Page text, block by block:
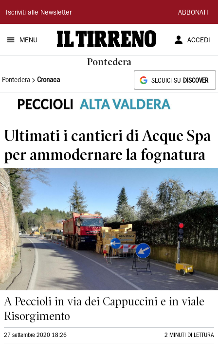
Il
Tirreno
Iscriviti alle Newsletter ABBONATI
MENU ACCEDI
Pontedera
Pontedera Cronaca SEGUICI SU DISCOVER
Ultimati i cantieri di Acque Spa
per ammodernare la fognatura
A Peccioli in via dei Cappuccini e in viale
Risorgimento
27 settembre 2020 18:26 2 MINUTI DI LETTURA